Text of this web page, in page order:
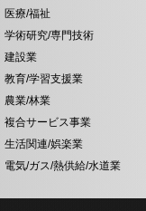
医療/福祉
学術研究/専門技術
建設業
教育/学習支援業
農業/林業
複合サービス事業
生活関連/娯楽業
電気/ガス/熱供給/水道業